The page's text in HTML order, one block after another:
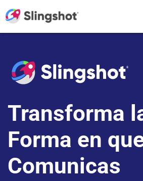
Transforma
Forma en
Comunicas